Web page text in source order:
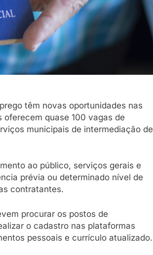
têm novas oportunidades nas
quase 100 vagas de
municipais de intermediação de
ao público, serviços gerais e
prévia ou determinado nível de
contratantes.
procurar os postos de
o cadastro nas plataformas
pessoais e currículo atualizado.